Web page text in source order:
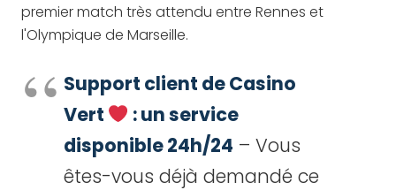
premier match très attendu entre Rennes et
l'Olympique de Marseille.
Support client de Casino
Vert
: un service
disponible 24h/24 – Vous
êtes-vous déjà demandé ce